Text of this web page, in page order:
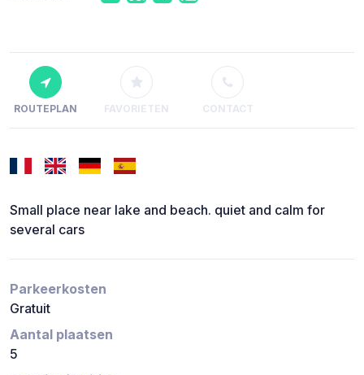
ROUTEPLAN FAVORIETEN CONTACT
Small place near lake and beach. quiet and calm for
several cars
Parkeerkosten
Gratuit
Aantal plaatsen
5